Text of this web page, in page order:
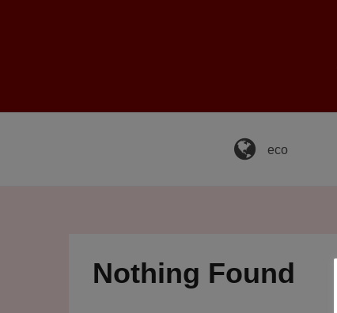
eco
Nothing Found